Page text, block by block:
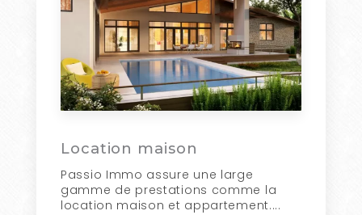
Location maison
Passio Immo assure une large
gamme de prestations comme la
location maison et appartement....